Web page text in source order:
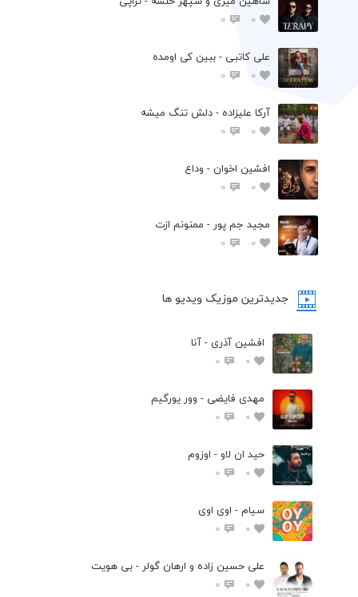
0
0
علی کاتبی - ببین کی اومده
0
0
آرکا علیزاده - دلش تنگ میشه
0
0
افشين اخوان - وداع
0
0
مجید جم پور - ممنونم ازت
0
0
جدیدترین موزیک ویدیو ها
افشین آذری - آنا
0
0
مهدی فایضی - وور یورگیم
0
0
حید ان لاو - اوزوم
0
0
سیام - اوی اوی
0
0
علی حسین زاده و ارهان گولر - بی هویت
0
0